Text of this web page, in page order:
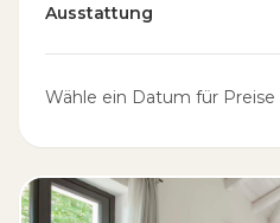
Ausstattung
Wähle ein Datum für Preise